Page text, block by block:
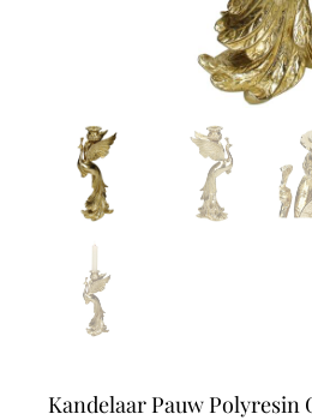
Kandelaar Pauw Polyresin